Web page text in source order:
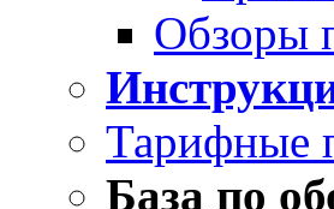
Обзоры
Тарифные
База по